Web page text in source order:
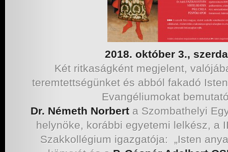
2018. október 3.,
Két ritkaságként megjelent,
teremtettségünket és abból fakadó
Evangéliumokat
Dr. Németh Norbert a Szombathelyi
helynöke, korábbi egyetemi lelkész, a
Szakkollégium igazgatója: „Isten